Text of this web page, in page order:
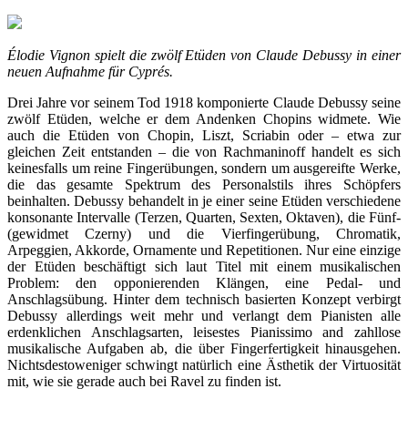
Élodie Vignon spielt die zwölf Etüden von Claude Debussy in einer
neuen Aufnahme für Cyprés.
Drei Jahre vor seinem Tod 1918 komponierte Claude Debussy seine
zwölf Etüden, welche er dem Andenken Chopins widmete. Wie
auch die Etüden von Chopin, Liszt, Scriabin oder – etwa zur
gleichen Zeit entstanden – die von Rachmaninoff handelt es sich
keinesfalls um reine Fingerübungen, sondern um ausgereifte Werke,
die das gesamte Spektrum des Personalstils ihres Schöpfers
beinhalten. Debussy behandelt in je einer seine Etüden verschiedene
konsonante Intervalle (Terzen, Quarten, Sexten, Oktaven), die Fünf-
(gewidmet Czerny) und die Vierfingerübung, Chromatik,
Arpeggien, Akkorde, Ornamente und Repetitionen. Nur eine einzige
der Etüden beschäftigt sich laut Titel mit einem musikalischen
Problem: den opponierenden Klängen, eine Pedal- und
Anschlagsübung. Hinter dem technisch basierten Konzept verbirgt
Debussy allerdings weit mehr und verlangt dem Pianisten alle
erdenklichen Anschlagsarten, leisestes Pianissimo and zahllose
musikalische Aufgaben ab, die über Fingerfertigkeit hinausgehen.
Nichtsdestoweniger schwingt natürlich eine Ästhetik der Virtuosität
mit, wie sie gerade auch bei Ravel zu finden ist.